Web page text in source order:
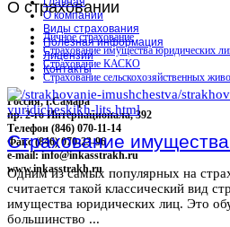
О страховании
Личное страхование
Страхование имущества юридических
Страхование КАСКО
Страхование сельскохозяйственных
Россия, г.Самара
пр. 2-го Интернационала, 392
Телефон (846) 070-11-14
Факс (846) 070-23-96
e-mail: info@inkasstrakh.ru
www.inkasstrakh.ru
О компании
Виды страхования
Полезная информация
Лицензии
Контакты
Страхование
Одним из самых популярных на
считается такой классический вид
имущества юридических лиц. Это
большинство ...